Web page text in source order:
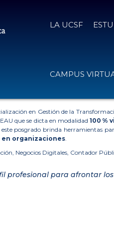
LA UCSF
CAMPUS
en Gestión de la
que se dicta en modalidad 100 %
este posgrado brinda herramientas
organizaciones.
Negocios Digitales, Contador
profesional para afrontar